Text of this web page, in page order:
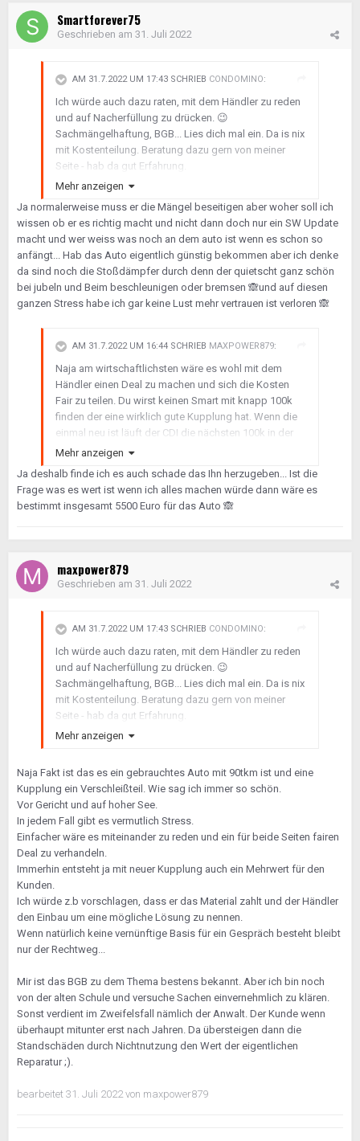
Smartforever75
Geschrieben am 31. Juli 2022
AM 31.7.2022 UM 17:43 SCHRIEB CONDOMINO:
Ich würde auch dazu raten, mit dem Händler zu reden
und auf Nacherfüllung zu drücken. 😉
Sachmängelhaftung, BGB... Lies dich mal ein. Da is nix
mit Kostenteilung. Beratung dazu gern von meiner
Seite - hab da gut Erfahrung.
Mehr anzeigen
Ja normalerweise muss er die Mängel beseitigen aber woher soll ich
wissen ob er es richtig macht und nicht dann doch nur ein SW Update
macht und wer weiss was noch an dem auto ist wenn es schon so
anfängt... Hab das Auto eigentlich günstig bekommen aber ich denke
da sind noch die Stoßdämpfer durch denn der quietscht ganz schön
bei jubeln und Beim beschleunigen oder bremsen 🙈und auf diesen
ganzen Stress habe ich gar keine Lust mehr vertrauen ist verloren 🙈
AM 31.7.2022 UM 16:44 SCHRIEB MAXPOWER879:
Naja am wirtschaftlichsten wäre es wohl mit dem
Händler einen Deal zu machen und sich die Kosten
Fair zu teilen. Du wirst keinen Smart mit knapp 100k
finden der eine wirklich gute Kupplung hat. Wenn die
einmal neu ist läuft der CDI die nächsten 100k in der
Regel günstig wie kein anderes Auto. Die Kosten für
insbesondere wenn der Händler einen großen Teil der
Kosten trägt.
Er wird ja auch daran interessiert sein die Karre nicht
Mehr anzeigen
Ja deshalb finde ich es auch schade das Ihn herzugeben... Ist die
Frage was es wert ist wenn ich alles machen würde dann wäre es
bestimmt insgesamt 5500 Euro für das Auto 🙈
maxpower879
Geschrieben am 31. Juli 2022
AM 31.7.2022 UM 17:43 SCHRIEB CONDOMINO:
Ich würde auch dazu raten, mit dem Händler zu reden
und auf Nacherfüllung zu drücken. 😉
Sachmängelhaftung, BGB... Lies dich mal ein. Da is nix
mit Kostenteilung. Beratung dazu gern von meiner
Seite - hab da gut Erfahrung.
Mehr anzeigen
Naja Fakt ist das es ein gebrauchtes Auto mit 90tkm ist und eine
Kupplung ein Verschleißteil. Wie sag ich immer so schön.
Vor Gericht und auf hoher See.
In jedem Fall gibt es vermutlich Stress.
Einfacher wäre es miteinander zu reden und ein für beide Seiten fairen
Deal zu verhandeln.
Immerhin entsteht ja mit neuer Kupplung auch ein Mehrwert für den
Kunden.
Ich würde z.b vorschlagen, dass er das Material zahlt und der Händler
den Einbau um eine mögliche Lösung zu nennen.
Wenn natürlich keine vernünftige Basis für ein Gespräch besteht bleibt
nur der Rechtweg...
Mir ist das BGB zu dem Thema bestens bekannt. Aber ich bin noch
von der alten Schule und versuche Sachen einvernehmlich zu klären.
Sonst verdient im Zweifelsfall nämlich der Anwalt. Der Kunde wenn
überhaupt mitunter erst nach Jahren. Da übersteigen dann die
Standschäden durch Nichtnutzung den Wert der eigentlichen
Reparatur ;).
bearbeitet 31. Juli 2022von maxpower879